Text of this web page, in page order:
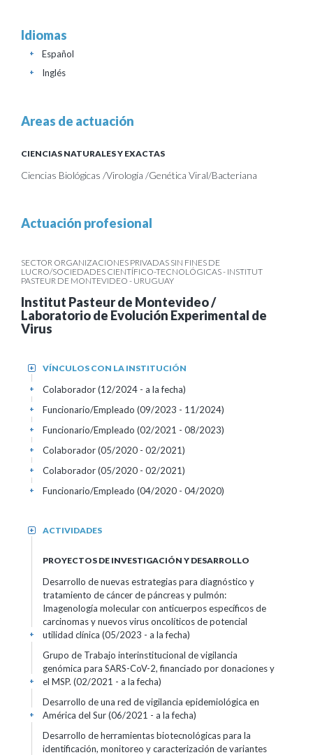
Idiomas
Español
+
Inglés
+
Areas de actuación
CIENCIAS NATURALES Y EXACTAS
Ciencias Biológicas /Virología /Genética Viral/Bacteriana
Actuación profesional
SECTOR ORGANIZACIONES PRIVADAS SIN FINES DE
LUCRO/SOCIEDADES CIENTÍFICO-TECNOLÓGICAS - INSTITUT
PASTEUR DE MONTEVIDEO - URUGUAY
Institut Pasteur de Montevideo /
Laboratorio de Evolución Experimental de
Virus
VÍNCULOS CON LA INSTITUCIÓN
+
Colaborador (12/2024 - a la fecha)
+
Funcionario/Empleado (09/2023 - 11/2024)
+
Funcionario/Empleado (02/2021 - 08/2023)
+
Colaborador (05/2020 - 02/2021)
+
Colaborador (05/2020 - 02/2021)
+
Funcionario/Empleado (04/2020 - 04/2020)
+
ACTIVIDADES
+
PROYECTOS DE INVESTIGACIÓN Y DESARROLLO
Desarrollo de nuevas estrategias para diagnóstico y
tratamiento de cáncer de páncreas y pulmón:
Imagenología molecular con anticuerpos específicos de
carcinomas y nuevos virus oncolíticos de potencial
utilidad clínica (05/2023 - a la fecha)
+
Grupo de Trabajo interinstitucional de vigilancia
genómica para SARS-CoV-2, financiado por donaciones y
el MSP. (02/2021 - a la fecha)
+
Desarrollo de una red de vigilancia epidemiológica en
América del Sur (06/2021 - a la fecha)
+
Desarrollo de herramientas biotecnológicas para la
identificación, monitoreo y caracterización de variantes